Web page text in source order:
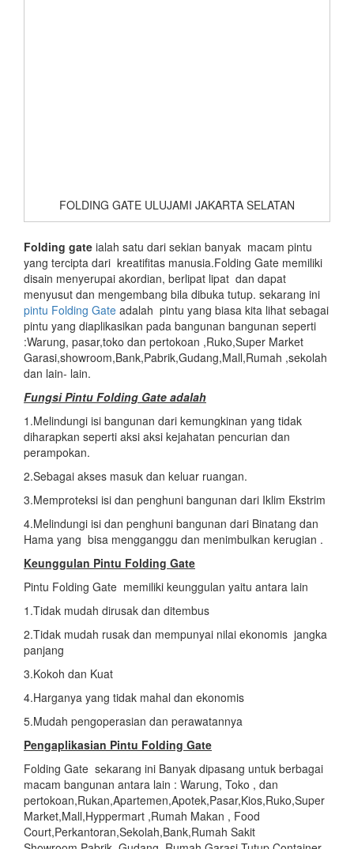
FOLDING GATE ULUJAMI JAKARTA SELATAN
Folding gate ialah satu dari sekian banyak macam pintu
yang tercipta dari kreatifitas manusia.Folding Gate memiliki
disain menyerupai akordian, berlipat lipat dan dapat
menyusut dan mengembang bila dibuka tutup. sekarang ini
pintu Folding Gate adalah pintu yang biasa kita lihat sebagai
pintu yang diaplikasikan pada bangunan bangunan seperti
:Warung, pasar,toko dan pertokoan ,Ruko,Super Market
Garasi,showroom,Bank,Pabrik,Gudang,Mall,Rumah ,sekolah
dan lain- lain.
Fungsi Pintu Folding Gate adalah
1.Melindungi isi bangunan dari kemungkinan yang tidak
diharapkan seperti aksi aksi kejahatan pencurian dan
perampokan.
2.Sebagai akses masuk dan keluar ruangan.
3.Memproteksi isi dan penghuni bangunan dari Iklim Ekstrim
4.Melindungi isi dan penghuni bangunan dari Binatang dan
Hama yang bisa mengganggu dan menimbulkan kerugian .
Keunggulan Pintu Folding Gate
Pintu Folding Gate memiliki keunggulan yaitu antara lain
1.Tidak mudah dirusak dan ditembus
2.Tidak mudah rusak dan mempunyai nilai ekonomis jangka
panjang
3.Kokoh dan Kuat
4.Harganya yang tidak mahal dan ekonomis
5.Mudah pengoperasian dan perawatannya
Pengaplikasian Pintu Folding Gate
Folding Gate sekarang ini Banyak dipasang untuk berbagai
macam bangunan antara lain : Warung, Toko , dan
pertokoan,Rukan,Apartemen,Apotek,Pasar,Kios,Ruko,Super
Market,Mall,Hyppermart ,Rumah Makan , Food
Court,Perkantoran,Sekolah,Bank,Rumah Sakit